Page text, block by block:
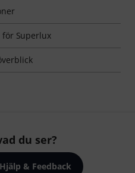
Superlux
du ser?
Hjälp & Feedback